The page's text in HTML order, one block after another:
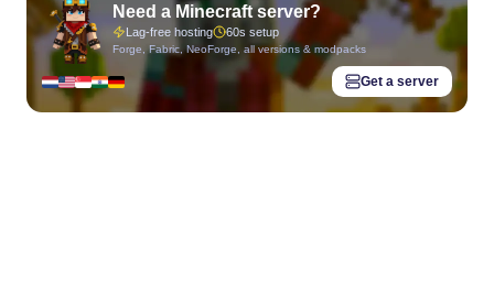
Need a Minecraft server?
Lag-free hosting 60s setup
Forge, Fabric, NeoForge, all versions & modpacks
Get a server